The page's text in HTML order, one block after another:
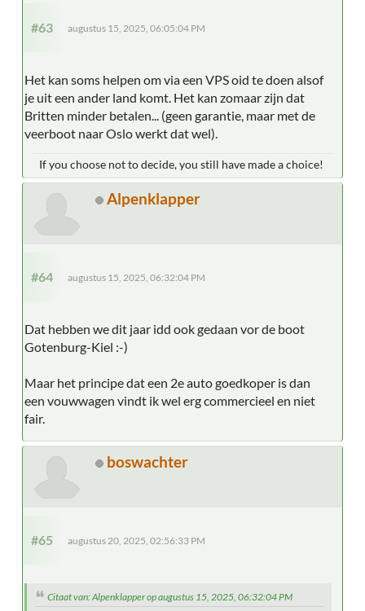
#63 augustus 15, 2025, 06:05:04 PM
Het kan soms helpen om via een VPS oid te doen alsof
je uit een ander land komt. Het kan zomaar zijn dat
Britten minder betalen... (geen garantie, maar met de
veerboot naar Oslo werkt dat wel).
If you choose not to decide, you still have made a choice!
Alpenklapper
#64 augustus 15, 2025, 06:32:04 PM
Dat hebben we dit jaar idd ook gedaan vor de boot
Gotenburg-Kiel :-)
Maar het principe dat een 2e auto goedkoper is dan
een vouwwagen vindt ik wel erg commercieel en niet
fair.
boswachter
#65 augustus 20, 2025, 02:56:33 PM
Citaat van: Alpenklapper op augustus 15, 2025, 06:32:04 PM